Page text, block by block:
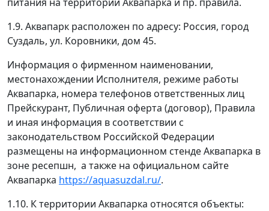
1.9. Аквапарк расположен по адресу: Россия, город
Суздаль, ул. Коровники, дом 45.
Информация о фирменном наименовании,
местонахождении Исполнителя, режиме работы
Аквапарка, номера телефонов ответственных лиц
Прейскурант, Публичная оферта (договор), Правила
и иная информация в соответствии с
законодательством Российской Федерации
размещены на информационном стенде Аквапарка в
зоне ресепшн, а также на официальном сайте
Аквапарка https://aquasuzdal.ru/.
1.10. К территории Аквапарка относятся объекты: